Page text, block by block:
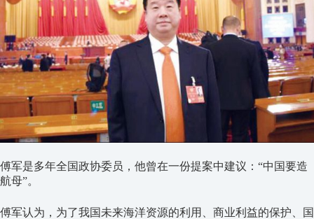
傅军是多年全国政协委员，他曾在一份提案中建议：“中国要造
航母”。
傅军认为，为了我国未来海洋资源的利用、商业利益的保护、国